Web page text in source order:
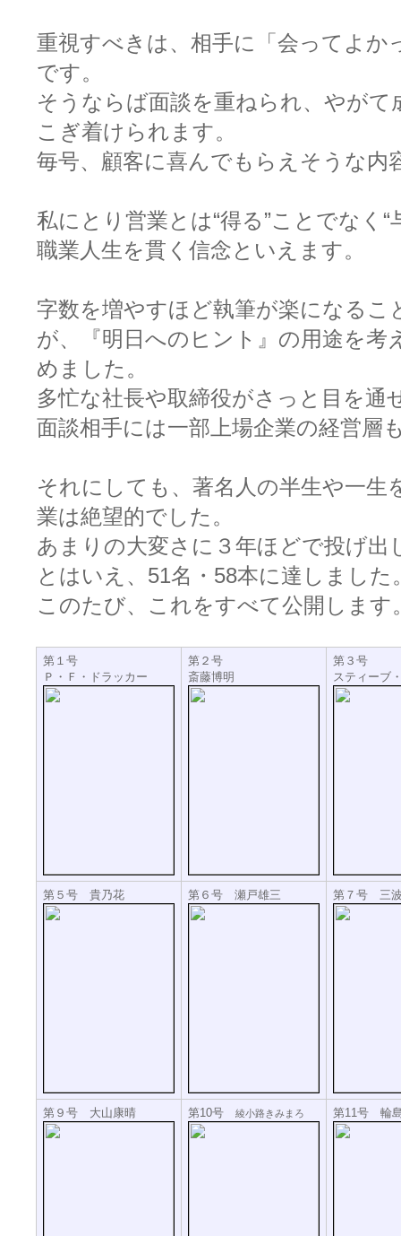
重視すべきは、相手に「会ってよか
です。
そうならば面談を重ねられ、やがて
こぎ着けられます。
毎号、顧客に喜んでもらえそうな内
私にとり営業とは“得る”ことでなく“
職業人生を貫く信念といえます。
字数を増やすほど執筆が楽になるこ
が、『明日へのヒント』の用途を考
めました。
多忙な社長や取締役がさっと目を通
面談相手には一部上場企業の経営層
それにしても、著名人の半生や一生
業は絶望的でした。
あまりの大変さに３年ほどで投げ出
とはいえ、51名・58本に達しました
このたび、これをすべて公開します
第１号
Ｐ・Ｆ・ドラッカー
第２号
斎藤博明
第３号
スティーブ
第５号 貴乃花 第６号 瀬戸雄三 第７号 三
第９号 大山康晴 第10号 綾小路きみまろ 第11号 輪